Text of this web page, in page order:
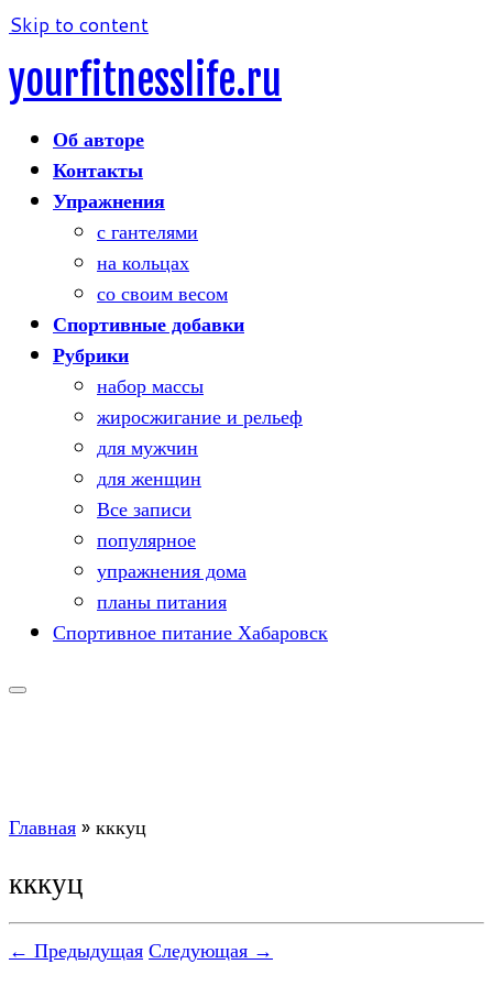
Skip to content
yourfitnesslife.ru
Об авторе
Контакты
Упражнения
с гантелями
на кольцах
со своим весом
Спортивные добавки
Рубрики
набор массы
жиросжигание и рельеф
для мужчин
для женщин
Все записи
популярное
упражнения дома
планы питания
Спортивное питание Хабаровск
Главная»кккуц
кккуц
← ПредыдущаяСледующая →